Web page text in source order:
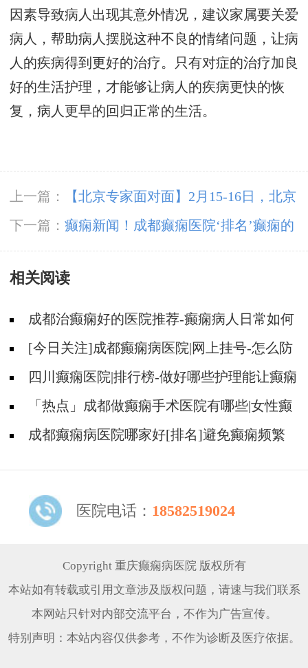
因素导致病人出现其意外情况，建议家属要关爱
病人，帮助病人摆脱这种不良的情绪问题，让病
人的疾病得到更好的治疗。只有对症的治疗加良
好的生活护理，才能够让病人的疾病更快的恢
复，病人更早的回归正常的生活。
上一篇：
【北京专家面对面】2月15-16日，北京
大学首钢医院神经内科胡颖教授亲临成都免费会
诊，莫错过!
下一篇： 癫痫新闻！成都癫痫医院‘排名’癫痫的
出现是什么原因导致的？
相关阅读
成都治癫痫好的医院推荐-癫痫病人日常如何
预防发作？
[今日关注]成都癫痫病医院|网上挂号-怎么防
止癫痫发作？
四川癫痫医院|排行榜-做好哪些护理能让癫痫
不再反复？
「热点」成都做癫痫手术医院有哪些|女性癫
痫病人怀孕了孩能要吗？
成都癫痫病医院哪家好[排名]避免癫痫频繁
医院电话： 18582519024
Copyright 重庆癫痫病医院 版权所有
本站如有转载或引用文章涉及版权问题，请速与我们联系
本网站只针对内部交流平台，不作为广告宣传。
特别声明：本站内容仅供参考，不作为诊断及医疗依据。